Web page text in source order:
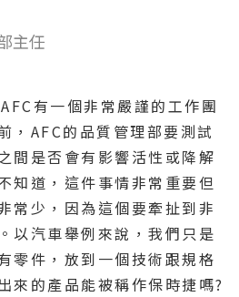
主任
有一個非常嚴謹的工作團
，AFC的品質管理部要測試
間是否會有影響活性或降解
知道，這件事情非常重要但
常少，因為這個要牽扯到非
以汽車舉例來說，我們只是
零件，放到一個技術跟規格
來的產品能被稱作保時捷嗎?